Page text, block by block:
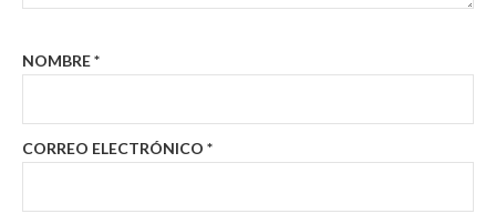
NOMBRE*
CORREO ELECTRÓNICO *